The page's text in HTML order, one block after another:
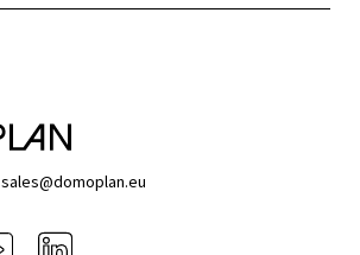
sales@domoplan.eu